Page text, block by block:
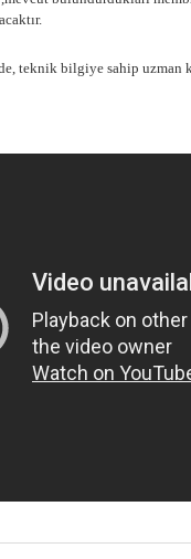
teknik bilgiye sahip uzman